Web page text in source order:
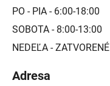
PO - PIA - 6:00-18:00
SOBOTA - 8:00-13:00
NEDEĽA - ZATVORENÉ
Adresa